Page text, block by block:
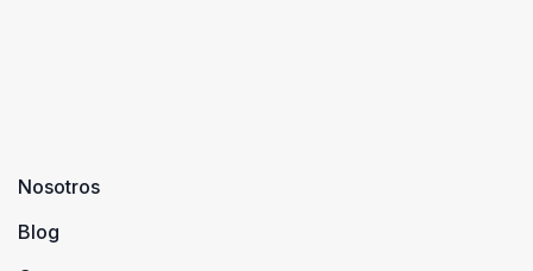
Nosotros
Blog